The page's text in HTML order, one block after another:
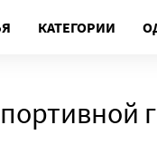
КАТЕГОРИИ